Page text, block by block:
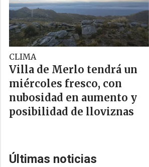
CLIMA
Villa de Merlo tendrá un
miércoles fresco, con
nubosidad en aumento y
posibilidad de lloviznas
Últimas noticias